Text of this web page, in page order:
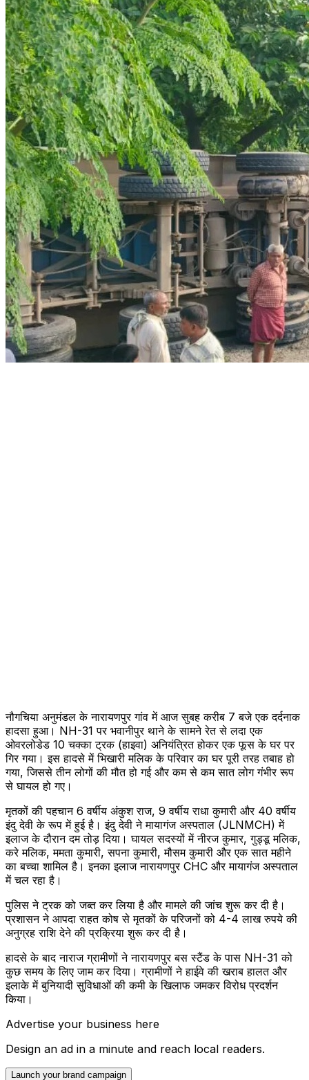
नौगचिया अनुमंडल के नारायणपुर गांव में आज सुबह करीब 7 बजे एक दर्दनाक
हादसा हुआ। NH-31 पर भवानीपुर थाने के सामने रेत से लदा एक
ओवरलोडेड 10 चक्का ट्रक (हाइवा) अनियंत्रित होकर एक फूस के घर पर
गिर गया। इस हादसे में भिखारी मलिक के परिवार का घर पूरी तरह तबाह हो
गया, जिससे तीन लोगों की मौत हो गई और कम से कम सात लोग गंभीर रूप
से घायल हो गए।
मृतकों की पहचान 6 वर्षीय अंकुश राज, 9 वर्षीय राधा कुमारी और 40 वर्षीय
इंदु देवी के रूप में हुई है। इंदु देवी ने मायागंज अस्पताल (JLNMCH) में
इलाज के दौरान दम तोड़ दिया। घायल सदस्यों में नीरज कुमार, गुड्डू मलिक,
करे मलिक, ममता कुमारी, सपना कुमारी, मौसम कुमारी और एक सात महीने
का बच्चा शामिल है। इनका इलाज नारायणपुर CHC और मायागंज अस्पताल
में चल रहा है।
पुलिस ने ट्रक को जब्त कर लिया है और मामले की जांच शुरू कर दी है।
प्रशासन ने आपदा राहत कोष से मृतकों के परिजनों को 4-4 लाख रुपये की
अनुग्रह राशि देने की प्रक्रिया शुरू कर दी है।
हादसे के बाद नाराज ग्रामीणों ने नारायणपुर बस स्टैंड के पास NH-31 को
कुछ समय के लिए जाम कर दिया। ग्रामीणों ने हाईवे की खराब हालत और
इलाके में बुनियादी सुविधाओं की कमी के खिलाफ जमकर विरोध प्रदर्शन
किया।
Advertise your business here
Design an ad in a minute and reach local readers.
Launch your brand campaign